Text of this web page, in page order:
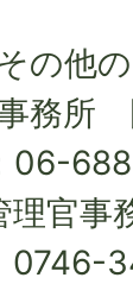
の他
務所
06-
理官事
0746-